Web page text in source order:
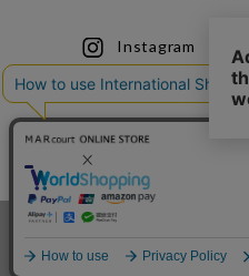
Instagram
iOS
© 2020